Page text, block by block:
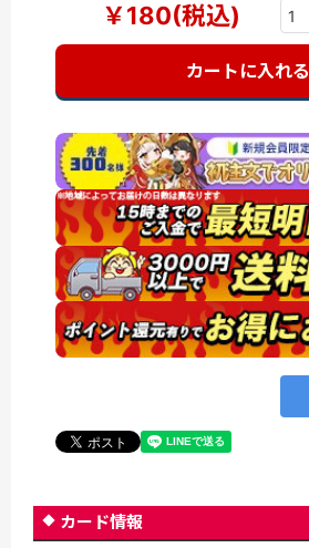
￥180(税込)
カートに入れる
カード情報